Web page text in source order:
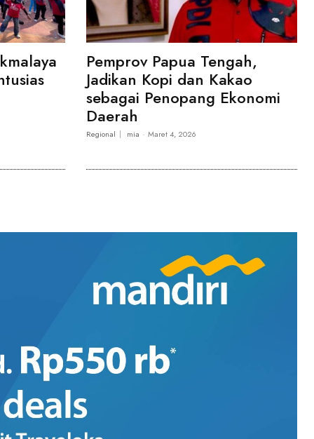
Pemprov Papua Tengah,
Jadikan Kopi dan Kakao
sebagai Penopang Ekonomi
Daerah
Regional mia - Maret 4, 2026